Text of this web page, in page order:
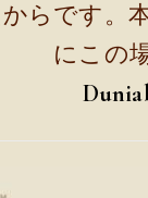
らです。
にこの